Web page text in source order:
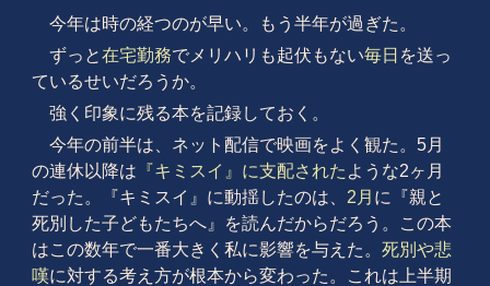
今年は時の経つのが早い。もう半年が過ぎた。
ずっと在宅勤務でメリハリも起伏もない毎日 を送っ
ているせいだろうか。
強く印象に残る本を記録しておく。
今年の前半は、ネット配信で映画をよく観た。5月
の連休以降は 『キミスイ』に支配された ような2ヶ月
だった。『キミスイ』に動揺したのは、 2月 に『親と
死別した子どもたちへ』を読んだからだろう。この本
はこの数年で一番大きく私に影響を与えた。 死別や悲
嘆に対する考え方が根本から変わった。これは上半期